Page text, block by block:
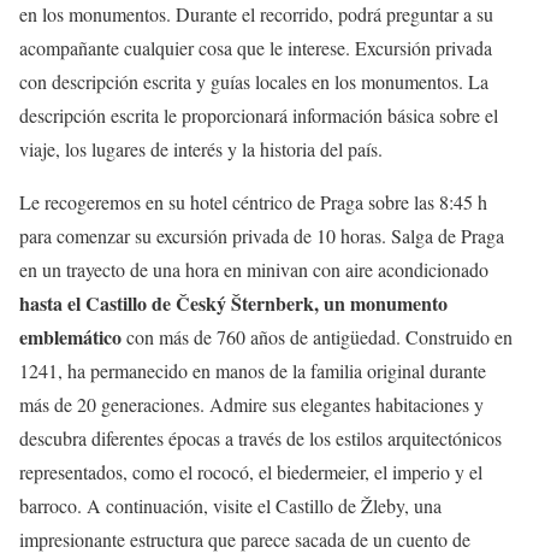
en los monumentos. Durante el recorrido, podrá preguntar a su
acompañante cualquier cosa que le interese. Excursión privada
con descripción escrita y guías locales en los monumentos. La
descripción escrita le proporcionará información básica sobre el
viaje, los lugares de interés y la historia del país.
Le recogeremos en su hotel céntrico de Praga sobre las 8:45 h
para comenzar su excursión privada de 10 horas. Salga de Praga
en un trayecto de una hora en minivan con aire acondicionado
hasta el Castillo de Český Šternberk, un monumento
emblemáticocon más de 760 años de antigüedad. Construido en
1241, ha permanecido en manos de la familia original durante
más de 20 generaciones. Admire sus elegantes habitaciones y
descubra diferentes épocas a través de los estilos arquitectónicos
representados, como el rococó, el biedermeier, el imperio y el
barroco. A continuación, visite el Castillo de Žleby, una
impresionante estructura que parece sacada de un cuento de